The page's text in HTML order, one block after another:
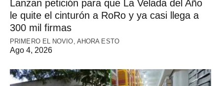
Lanzan petición para que La Velada del Año
le quite el cinturón a RoRo y ya casi llega a
300 mil firmas
PRIMERO EL NOVIO, AHORA ESTO
Ago 4, 2026